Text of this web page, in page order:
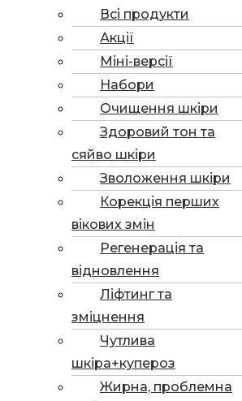
Всі продукти
Акції
Міні-версії
Набори
Очищення шкіри
Здоровий тон та
сяйво шкіри
Зволоження шкіри
Корекція перших
вікових змін
Регенерація та
відновлення
Ліфтинг та
зміцнення
Чутлива
шкіра+купероз
Жирна, проблемна